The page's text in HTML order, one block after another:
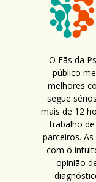
O Fãs da
público
melhores
segue
mais de 12
trabalho
parceiros.
com o
opinião